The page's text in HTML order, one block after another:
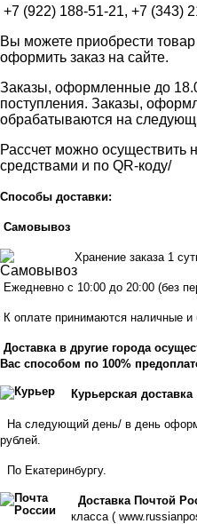
+7 (922) 188-51-21, +7 (343)
Вы можете приобрести
оформить заказ на сайте.
Заказы, оформленные до
поступления. Заказы,
обрабатываются на
Рассчет можно
средствами и по QR-коду/
Способы доставки:
Самовывоз
Хранение заказа 1
Ежедневно с 10:00 до 20:00 (без
К оплате принимаются наличные и
Доставка в другие города
Вас способом по 100%
Курьерская доставка
На следующий день/ в день
рублей.
По Екатеринбургу.
Доставка Почтой
класса (